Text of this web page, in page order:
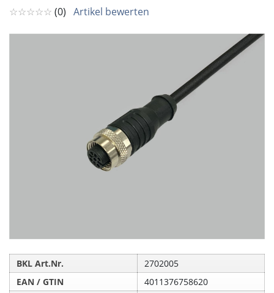
☆☆☆☆☆ (0) Artikel bewerten
BKL Art.Nr.
2702005
EAN / GTIN
4011376758620